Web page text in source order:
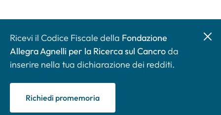
Ricevi il Codice Fiscale della Fondazione
Allegra Agnelli per la Ricerca sul Cancroda
inserire nella tua dichiarazione dei redditi.
Richiedi promemoria